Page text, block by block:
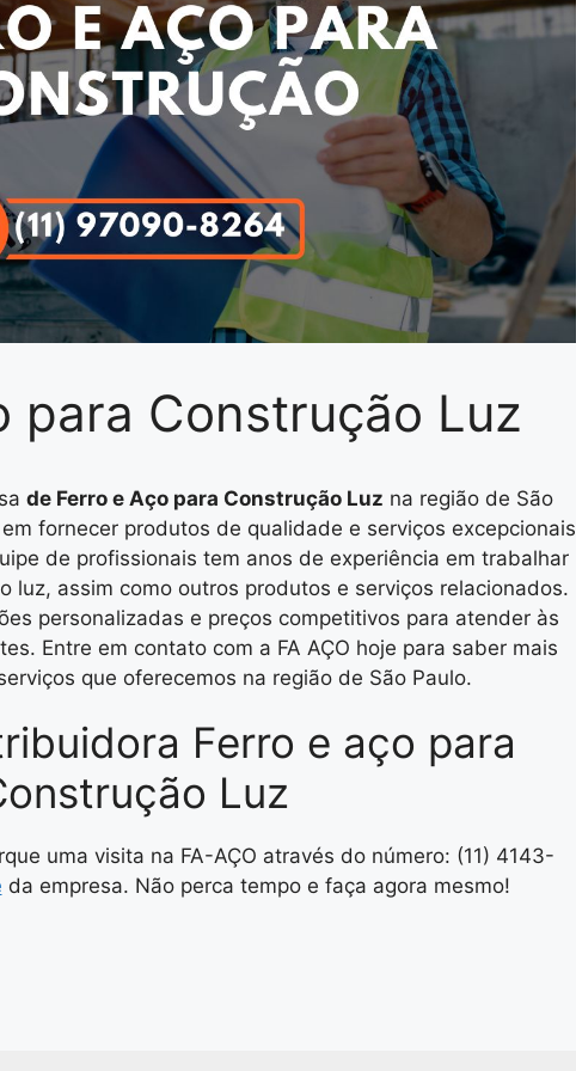
para Construção Luz
de Ferro e Aço para Construção Luz na região de São
fornecer produtos de qualidade e serviços excepcionais
de profissionais tem anos de experiência em trabalhar
luz, assim como outros produtos e serviços relacionados.
personalizadas e preços competitivos para atender às
Entre em contato com a FA AÇO hoje para saber mais
que oferecemos na região de São Paulo.
Ferro e aço para
Luz
uma visita na FA-AÇO através do número: (11) 4143-
da empresa. Não perca tempo e faça agora mesmo!